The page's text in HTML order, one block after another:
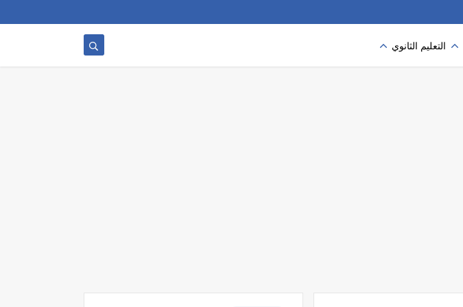
التعليم الثانوي